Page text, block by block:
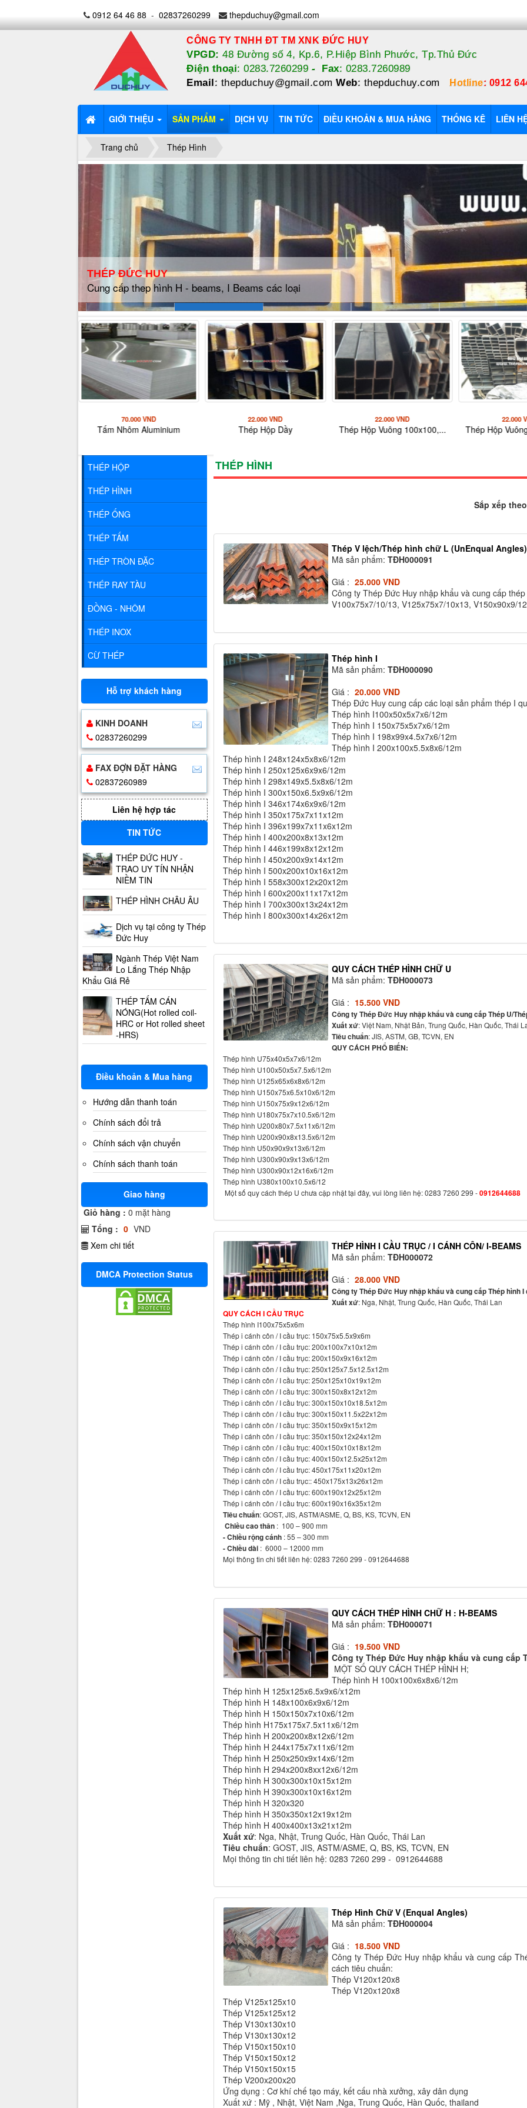
0912 64 46 88 - 02837260299 thepduchuy@gmail.com
CÔNG TY TNHH ĐT TM XNK ĐỨC HUY
VPGD: 48 Đường số 4, Kp.6, P.Hiệp Bình Phước, Tp.Thủ Đức
Điện thoại: 0283.7260299 - Fax: 0283.7260989
Email: thepduchuy@gmail.com Web: thepduchuy.com Hotline: 0912
GIỚI THIỆU SẢN PHẨM DỊCH VỤ TIN TỨC ĐIỀU KHOẢN & MUA HÀNG THỐNG KÊ LIÊN
Trang chủ Thép Hình
Cung cấp thép hộp vuông, thép hộp chữ nhật dày, thép hộp đen, thép
hộp mạ kẽm các loại
70.000 VND
Tấm Nhôm Aluminium
22.000 VND
Thép Hộp Dầy
22.000 VND
Thép Hộp Vuông 100x100,...
22.000
Thép Hộp
THÉP HÌNH
Sắp xếp theo
Thép V lệch/Thép hình chữ L (UnEnqual Angles)
Mã sản phẩm: TĐH000091
Giá : 25.000 VND
Công ty Thép Đức Huy nhập khẩu và cung cấp
V100x75x7/10/13, V125x75x7/10x13, V150x90x9/
Thép hình I
Mã sản phẩm: TĐH000090
Giá : 20.000 VND
Thép Đức Huy cung cấp các loại sản phẩm thép I
Thép hình I100x50x5x7x6/12m
Thép hình I 150x75x5x7x6/12m
Thép hình I 198x99x4.5x7x6/12m
Thép hình I 200x100x5.5x8x6/12m
Thép hình I 248x124x5x8x6/12m
Thép hình I 250x125x6x9x6/12m
Thép hình I 298x149x5.5x8x6/12m
Thép hình I 300x150x6.5x9x6/12m
Thép hình I 346x174x6x9x6/12m
Thép hình I 350x175x7x11x12m
Thép hình I 396x199x7x11x6x12m
Thép hình I 400x200x8x13x12m
Thép hình I 446x199x8x12x12m
Thép hình I 450x200x9x14x12m
Thép hình I 500x200x10x16x12m
Thép hình I 558x300x12x20x12m
Thép hình I 600x200x11x17x12m
Thép hình I 700x300x13x24x12m
Thép hình I 800x300x14x26x12m
QUY CÁCH THÉP HÌNH CHỮ U
Mã sản phẩm: TĐH000073
Giá : 15.500 VND
Công ty Thép Đức Huy nhập khẩu và cung cấp Thép U/
Xuất xứ: Việt Nam, Nhật Bản, Trung Quốc, Hàn Quốc, Thái
Tiêu chuẩn: JIS, ASTM, GB, TCVN, EN
QUY CÁCH PHỔ BIẾN:
Thép hình U75x40x5x7x6/12m
Thép hình U100x50x5x7.5x6/12m
Thép hình U125x65x6x8x6/12m
Thép hình U150x75x6.5x10x6/12m
Thép hinh U150x75x9x12x6/12m
Thép hình U180x75x7x10.5x6/12m
Thép hình U200x80x7.5x11x6/12m
Thép hình U200x90x8x13.5x6/12m
Thép hình U50x90x9x13x6/12m
Thép hình U300x90x9x13x6/12m
Thép hình U300x90x12x16x6/12m
Thép hình U380x100x10.5x6/12
Một số quy cách thép U chưa cập nhật tại đây, vui lòng liên hệ: 0283 7260 299 -0912644688
THÉP HÌNH I CẦU TRỤC / I CÁNH CÔN/ I-BEAMS
Mã sản phẩm: TĐH000072
Giá : 28.000 VND
Công ty Thép Đức Huy nhập khẩu và cung cấp Thép hình
Xuất xứ: Nga, Nhật, Trung Quốc, Hàn Quốc, Thái Lan
QUY CÁCH I CẦU TRỤC
Thép hình I100x75x5x6m
Thép i cánh côn / I cầu trục: 150x75x5.5x9x6m
Thép i cánh côn / I cầu trục: 200x100x7x10x12m
Thép i cánh côn / I cầu trục: 200x150x9x16x12m
Thép i cánh côn / I cầu trục: 250x125x7.5x12.5x12m
Thép i cánh côn / I cầu trục: 250x125x10x19x12m
Thép i cánh côn / I cầu trục: 300x150x8x12x12m
Thép i cánh côn / I cầu trục: 300x150x10x18.5x12m
Thép i cánh côn / I cầu trục: 300x150x11.5x22x12m
Thép i cánh côn / I cầu trục: 350x150x9x15x12m
Thép i cánh côn / I cầu trục: 350x150x12x24x12m
Thép i cánh côn / I cầu trục: 400x150x10x18x12m
Thép i cánh côn / I cầu trục: 400x150x12.5x25x12m
Thép i cánh côn / I cầu trục: 450x175x11x20x12m
Thép i cánh côn / I cầu trục:: 450x175x13x26x12m
Thép i cánh côn / I cầu trục: 600x190x12x25x12m
Thép i cánh côn / I cầu trục: 600x190x16x35x12m
Tiêu chuẩn: GOST, JIS, ASTM/ASME, Q, BS, KS, TCVN, EN
Chiều cao thân: 100 – 900 mm
- Chiều rộng cánh: 55 – 300 mm
- Chiều dài: 6000 – 12000 mm
Mọi thông tin chi tiết liên hệ: 0283 7260 299 - 0912644688
QUY CÁCH THÉP HÌNH CHỮ H : H-BEAMS
Mã sản phẩm: TĐH000071
Giá : 19.500 VND
Công ty Thép Đức Huy nhập khẩu và cung cấp
MỘT SỐ QUY CÁCH THÉP HÌNH H;
Thép hình H 100x100x6x8x6/12m
Thép hình H 125x125x6.5x9x6/x12m
Thép hình H 148x100x6x9x6/12m
Thép hình H 150x150x7x10x6/12m
Thép hình H175x175x7.5x11x6/12m
Thép hình H 200x200x8x12x6/12m
Thép hình H 244x175x7x11x6/12m
Thép hình H 250x250x9x14x6/12m
Thép hình H 294x200x8xx12x6/12m
Thép hình H 300x300x10x15x12m
Thép hình H 390x300x10x16x12m
Thép hình H 320x320
Thép hình H 350x350x12x19x12m
Thép hình H 400x400x13x21x12m
Xuất xứ: Nga, Nhật, Trung Quốc, Hàn Quốc, Thái Lan
Tiêu chuẩn: GOST, JIS, ASTM/ASME, Q, BS, KS, TCVN, EN
Mọi thông tin chi tiết liên hệ: 0283 7260 299 - 0912644688
Thép Hình Chữ V (Enqual Angles)
Mã sản phẩm: TĐH000004
Giá : 18.500 VND
Công ty Thép Đức Huy nhập khẩu và cung cấp
cách tiêu chuẩn:
Thép V120x120x8
Thép V120x120x8
Thép V125x125x10
Thép V125x125x12
Thép V130x130x10
Thép V130x130x12
Thép V150x150x10
Thép V150x150x12
Thép V150x150x15
Thép V200x200x20
Ứng dụng : Cơ khí chế tạo máy, kết cấu nhà xưởng, xây dân dụng
Xuất xứ : Mỹ , Nhật, Việt Nam ,Nga, Trung Quốc, Hàn Quốc, thailand
THÉP HỘP
THÉP HÌNH
THÉP ỐNG
THÉP TẤM
THÉP TRÒN ĐẶC
THÉP RAY TÀU
ĐỒNG - NHÔM
THÉP INOX
CỪ THÉP
Hỗ trợ khách hàng
KINH DOANH
02837260299
FAX ĐỢN ĐẶT HÀNG
02837260989
Liên hệ hợp tác
TIN TỨC
THÉP ĐỨC HUY -
TRAO UY TÍN NHẬN
NIỀM TIN
THÉP HÌNH CHÂU ÂU
Dịch vụ tại công ty Thép
Đức Huy
Ngành Thép Việt Nam
Lo Lắng Thép Nhập
Khẩu Giá Rẻ
THÉP TẤM CÁN
NÓNG(Hot rolled coil-
HRC or Hot rolled sheet
-HRS)
Điều khoản & Mua hàng
Hướng dẫn thanh toán
Chính sách đổi trả
Chính sách vận chuyển
Chính sách thanh toán
Giao hàng
Giỏ hàng : 0 mặt hàng
Tổng : 0 VND
Xem chi tiết
DMCA Protection Status